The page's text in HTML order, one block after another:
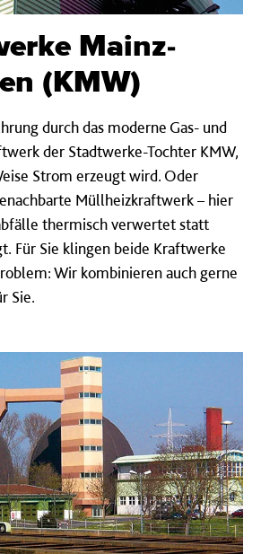
Mainz-
(KMW)
durch das moderne Gas- und
der Stadtwerke-Tochter KMW,
Strom erzeugt wird. Oder
Müllheizkraftwerk – hier
thermisch verwertet statt
Für Sie klingen beide Kraftwerke
Wir kombinieren auch gerne
Sie.